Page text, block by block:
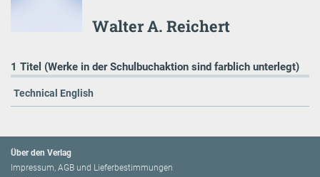
Walter A. Reichert
1 Titel (Werke in der Schulbuchaktion sind farblich unterlegt)
Technical English
Über den Verlag
Impressum, AGB und Lieferbestimmungen